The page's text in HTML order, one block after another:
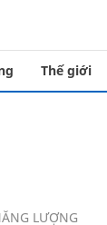
Thế giới
LƯỢNG